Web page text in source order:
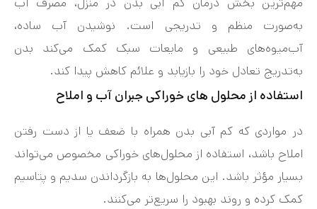
به‌صورت منظم و تدریجی است. نوشیدن آب ساده،
آب‌میوه‌های طبیعی و مایعات سبک کمک می‌کند بدن
به‌تدریج تعادل خود را بازیابد و علائم کاهش پیدا کند.
استفاده از محلول‌ های خوراکی جبران آب و املاح
در مواردی که کم‌ آبی بدن همراه با ضعف یا از دست رفتن
املاح باشد، استفاده از محلول‌های خوراکی مخصوص می‌تواند
بسیار مؤثر باشد. این محلول‌ها به بازگرداندن سدیم و پتاسیم
کمک کرده و روند بهبود را سریع‌تر می‌کنند.